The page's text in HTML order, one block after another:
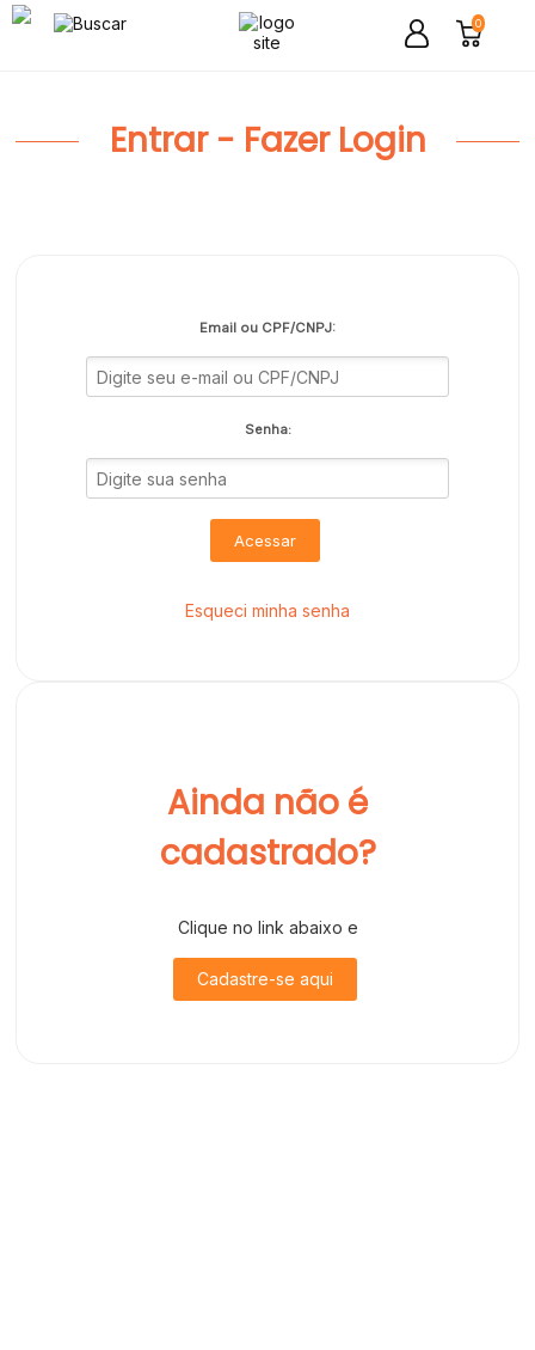
0
Entrar - Fazer Login
Email ou CPF/CNPJ:
Senha:
Acessar
Esqueci minha senha
Ainda não é
cadastrado?
Clique no link abaixo e
Cadastre-se aqui